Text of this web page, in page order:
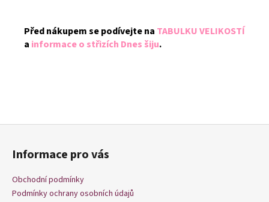
Před nákupem se podívejte na TABULKU VELIKOSTÍ
a informace o střizích Dnes šiju.
Z
Informace pro vás
Obchodní podmínky
Podmínky ochrany osobních údajů